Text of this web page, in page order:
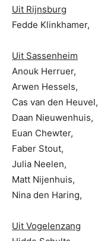
Uit Rijnsburg
Fedde Klinkhamer,
Uit Sassenheim
Anouk Herruer,
Arwen Hessels,
Cas van den Heuvel,
Daan Nieuwenhuis,
Euan Chewter,
Faber Stout,
Julia Neelen,
Matt Nijenhuis,
Nina den Haring,
Uit Vogelenzang